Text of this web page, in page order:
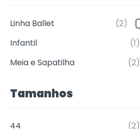
Linha Ballet
(2)
Infantil
(1)
Meia e Sapatilha
(2)
Tamanhos
44
(2)